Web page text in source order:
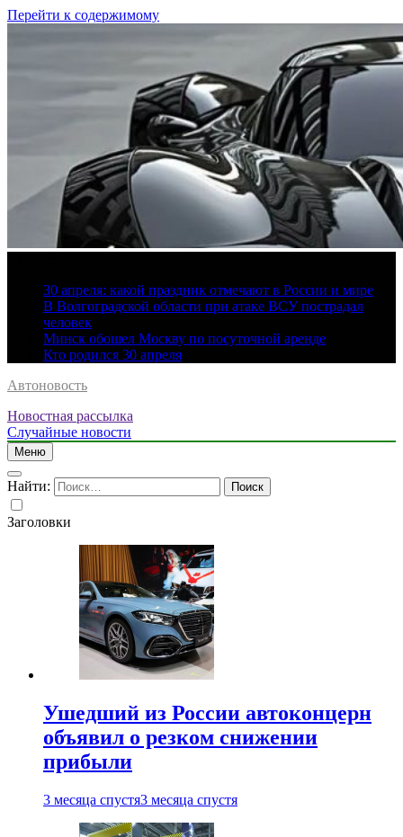
Перейти к содержимому
30 апреля: какой праздник отмечают в России и мире
В Волгоградской области при атаке ВСУ пострадал
человек
Минск обошел Москву по посуточной аренде
Кто родился 30 апреля
Автоновость
Новостная рассылка
Случайные новости
Меню
Найти:
Заголовки
Ушедший из России автоконцерн
объявил о резком снижении
прибыли
3 месяца спустя3 месяца спустя